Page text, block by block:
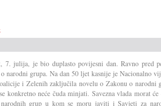
7. julija, je bio duplasto povijesni dan. Ravno pred
narodni grupa. Na dan 50 ljet kasnije je Nacionalno
i Zelenih zaključila novelu o Zakonu o narodni
konkretno neće čuda minjati. Savezna vlada morat
grup u kom se moru javiti i Savjeti za